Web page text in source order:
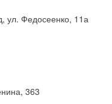
ул. Федосеенко, 11а
363